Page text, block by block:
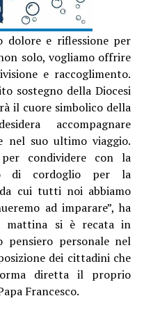
e riflessione per
solo, vogliamo offrire
e raccoglimento.
sostegno della Diocesi
il cuore simbolico della
accompagnare
nel suo ultimo viaggio.
per condividere con la
di cordoglio per la
cui tutti noi abbiamo
ad imparare”, ha
mattina si è recata in
personale nel
dei cittadini che
diretta il proprio
Francesco.